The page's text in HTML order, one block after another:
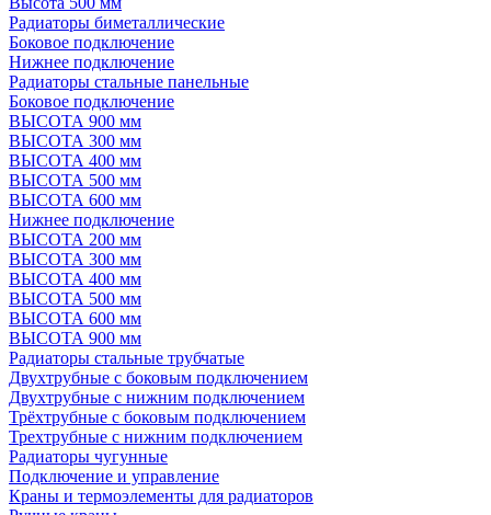
Радиаторы биметаллические
Боковое подключение
Нижнее подключение
Радиаторы стальные панельные
Боковое подключение
ВЫСОТА 900 мм
ВЫСОТА 300 мм
ВЫСОТА 400 мм
ВЫСОТА 500 мм
ВЫСОТА 600 мм
Нижнее подключение
ВЫСОТА 200 мм
ВЫСОТА 300 мм
ВЫСОТА 400 мм
ВЫСОТА 500 мм
ВЫСОТА 600 мм
ВЫСОТА 900 мм
Радиаторы стальные трубчатые
Двухтрубные с боковым подключением
Двухтрубные с нижним подключением
Трёхтрубные с боковым подключением
Трехтрубные с нижним подключением
Радиаторы чугунные
Подключение и управление
Краны и термоэлементы для радиаторов